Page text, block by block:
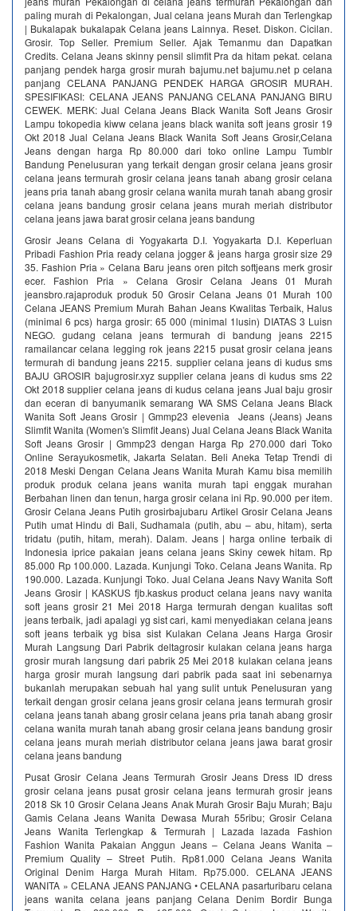
paling murah di Pekalongan, Jual celana jeans Murah dan Terlengkap
| Bukalapak bukalapak Celana jeans Lainnya. Reset. Diskon. Cicilan.
Grosir. Top Seller. Premium Seller. Ajak Temanmu dan Dapatkan
Credits. Celana Jeans skinny pensil slimfit Pra da hitam pekat. celana
panjang pendek harga grosir murah bajumu.net bajumu.net p celana
panjang CELANA PANJANG PENDEK HARGA GROSIR MURAH.
SPESIFIKASI: CELANA JEANS PANJANG CELANA PANJANG BIRU
CEWEK. MERK: Jual Celana Jeans Black Wanita Soft Jeans Grosir
Lampu tokopedia kiww celana jeans black wanita soft jeans grosir 19
Okt 2018 Jual Celana Jeans Black Wanita Soft Jeans Grosir,Celana
Jeans dengan harga Rp 80.000 dari toko online Lampu Tumblr
Bandung Penelusuran yang terkait dengan grosir celana jeans grosir
celana jeans termurah grosir celana jeans tanah abang grosir celana
jeans pria tanah abang grosir celana wanita murah tanah abang grosir
celana jeans bandung grosir celana jeans murah meriah distributor
celana jeans jawa barat grosir celana jeans bandung
Grosir Jeans Celana di Yogyakarta D.I. Yogyakarta D.I. Keperluan
Pribadi Fashion Pria ready celana jogger & jeans harga grosir size 29
35. Fashion Pria » Celana Baru jeans oren pitch softjeans merk grosir
ecer. Fashion Pria » Celana Grosir Celana Jeans 01 Murah
jeansbro.rajaproduk produk 50 Grosir Celana Jeans 01 Murah 100
Celana JEANS Premium Murah Bahan Jeans Kwalitas Terbaik, Halus
(minimal 6 pcs) harga grosir: 65 000 (minimal 1lusin) DIATAS 3 Luisn
NEGO. gudang celana jeans termurah di bandung jeans 2215
ramailancar celana legging rok jeans 2215 pusat grosir celana jeans
termurah di bandung jeans 2215. supplier celana jeans di kudus sms
BAJU GROSIR bajugrosir.xyz supplier celana jeans di kudus sms 22
Okt 2018 supplier celana jeans di kudus celana jeans Jual baju grosir
dan eceran di banyumanik semarang WA SMS Celana Jeans Black
Wanita Soft Jeans Grosir | Gmmp23 elevenia Jeans (Jeans) Jeans
Slimfit Wanita (Women's Slimfit Jeans) Jual Celana Jeans Black Wanita
Soft Jeans Grosir | Gmmp23 dengan Harga Rp 270.000 dari Toko
Online Serayukosmetik, Jakarta Selatan. Beli Aneka Tetap Trendi di
2018 Meski Dengan Celana Jeans Wanita Murah Kamu bisa memilih
produk produk celana jeans wanita murah tapi enggak murahan
Berbahan linen dan tenun, harga grosir celana ini Rp. 90.000 per item.
Grosir Celana Jeans Putih grosirbajubaru Artikel Grosir Celana Jeans
Putih umat Hindu di Bali, Sudhamala (putih, abu – abu, hitam), serta
tridatu (putih, hitam, merah). Dalam. Jeans | harga online terbaik di
Indonesia iprice pakaian jeans celana jeans Skiny cewek hitam. Rp
85.000 Rp 100.000. Lazada. Kunjungi Toko. Celana Jeans Wanita. Rp
190.000. Lazada. Kunjungi Toko. Jual Celana Jeans Navy Wanita Soft
Jeans Grosir | KASKUS fjb.kaskus product celana jeans navy wanita
soft jeans grosir 21 Mei 2018 Harga termurah dengan kualitas soft
jeans terbaik, jadi apalagi yg sist cari, kami menyediakan celana jeans
soft jeans terbaik yg bisa sist Kulakan Celana Jeans Harga Grosir
Murah Langsung Dari Pabrik deltagrosir kulakan celana jeans harga
grosir murah langsung dari pabrik 25 Mei 2018 kulakan celana jeans
harga grosir murah langsung dari pabrik pada saat ini sebenarnya
bukanlah merupakan sebuah hal yang sulit untuk Penelusuran yang
terkait dengan grosir celana jeans grosir celana jeans termurah grosir
celana jeans tanah abang grosir celana jeans pria tanah abang grosir
celana wanita murah tanah abang grosir celana jeans bandung grosir
celana jeans murah meriah distributor celana jeans jawa barat grosir
celana jeans bandung
Pusat Grosir Celana Jeans Termurah Grosir Jeans Dress ID dress
grosir celana jeans pusat grosir celana jeans termurah grosir jeans
2018 Sk 10 Grosir Celana Jeans Anak Murah Grosir Baju Murah; Baju
Gamis Celana Jeans Wanita Dewasa Murah 55ribu; Grosir Celana
Jeans Wanita Terlengkap & Termurah | Lazada lazada Fashion
Fashion Wanita Pakaian Anggun Jeans – Celana Jeans Wanita –
Premium Quality – Street Putih. Rp81.000 Celana Jeans Wanita
Original Denim Harga Murah Hitam. Rp75.000. CELANA JEANS
WANITA » CELANA JEANS PANJANG • CELANA pasarturibaru celana
jeans wanita celana jeans panjang Celana Denim Bordir Bunga